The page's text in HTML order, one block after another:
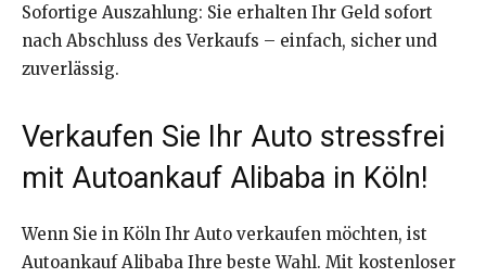
Sofortige Auszahlung: Sie erhalten Ihr Geld sofort
nach Abschluss des Verkaufs – einfach, sicher und
zuverlässig.
Verkaufen Sie Ihr Auto stressfrei
mit Autoankauf Alibaba in Köln!
Wenn Sie in Köln Ihr Auto verkaufen möchten, ist
Autoankauf Alibaba Ihre beste Wahl. Mit kostenloser